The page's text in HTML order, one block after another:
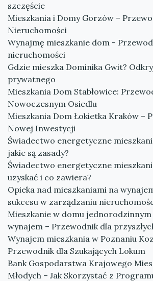
szczęście
Mieszkania i Domy Gorzów –
Nieruchomości
Wynajmę mieszkanie dom -
nieruchomości
Gdzie mieszka Dominika Gwit?
prywatnego
Mieszkania Dom Stabłowice:
Nowoczesnym Osiedlu
Mieszkania Dom Łokietka Kraków –
Nowej Inwestycji
Świadectwo energetyczne
jakie są zasady?
Świadectwo energetyczne
uzyskać i co zawiera?
Opieka nad mieszkaniami na
sukcesu w zarządzaniu
Mieszkanie w domu jednorodzinnym
wynajem – Przewodnik dla
Wynajem mieszkania w Poznaniu
Przewodnik dla Szukających Lokum
Bank Gospodarstwa Krajowego
Młodych – Jak Skorzystać z